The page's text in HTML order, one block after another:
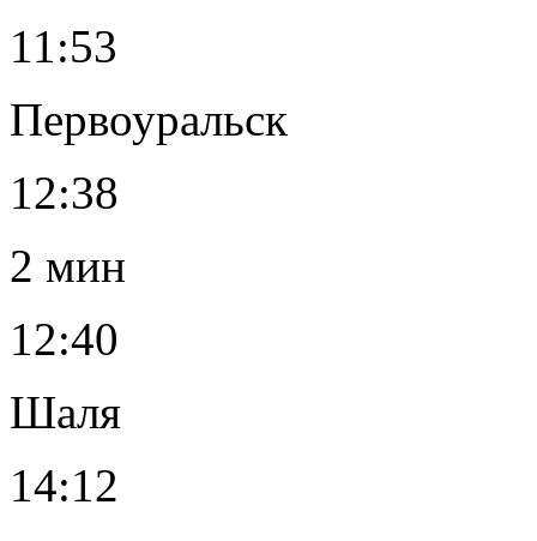
11:53
Первоуральск
12:38
2 мин
12:40
Шаля
14:12